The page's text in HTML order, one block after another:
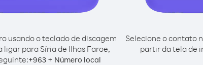
usando o teclado de discagem
ligar para Síria de Ilhas Faroe,
+963+ Número local
Selecione o contato
partir da tela de